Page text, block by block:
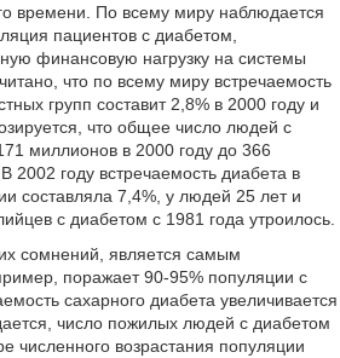
времени. По всему миру наблюдается
пациентов с диабетом,
финансовую нагрузку на системы
что по всему миру встречаемость
групп составит 2,8% в 2000 году и
что общее число людей с
миллионов в 2000 году до 366
2002 году встречаемость диабета в
составляла 7,4%, у людей 25 лет и
с диабетом с 1981 года утроилось.
сомнений, является самым
поражает 90-95% популяции с
сахарного диабета увеличивается
число пожилых людей с диабетом
численного возрастания популяции